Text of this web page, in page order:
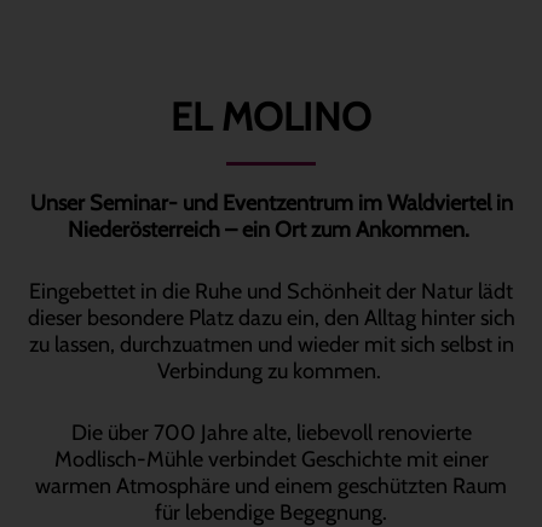
EL MOLINO
Unser Seminar- und Eventzentrum im Waldviertel in
Niederösterreich – ein Ort zum Ankommen.
Eingebettet in die Ruhe und Schönheit der Natur lädt
dieser besondere Platz dazu ein, den Alltag hinter sich
zu lassen, durchzuatmen und wieder mit sich selbst in
Verbindung zu kommen.
Die über 700 Jahre alte, liebevoll renovierte
Modlisch-Mühle verbindet Geschichte mit einer
warmen Atmosphäre und einem geschützten Raum
für lebendige Begegnung.